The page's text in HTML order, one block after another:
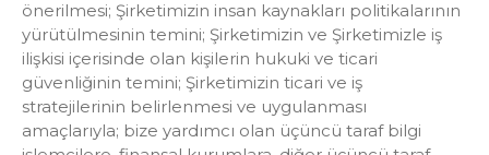
önerilmesi; Şirketimizin insan kaynakları politikalarının
yürütülmesinin temini; Şirketimizin ve Şirketimizle iş
ilişkisi içerisinde olan kişilerin hukuki ve ticari
güvenliğinin temini; Şirketimizin ticari ve iş
stratejilerinin belirlenmesi ve uygulanması
amaçlarıyla; bize yardımcı olan üçüncü taraf bilgi